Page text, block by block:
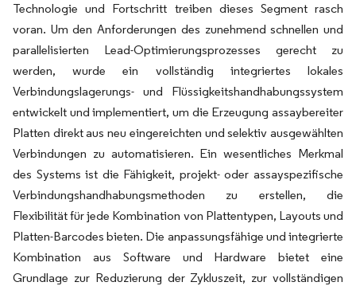
Technologie und Fortschritt treiben dieses Segment rasch
voran. Um den Anforderungen des zunehmend schnellen und
parallelisierten Lead-Optimierungsprozesses gerecht zu
werden, wurde ein vollständig integriertes lokales
Verbindungslagerungs- und Flüssigkeitshandhabungssystem
entwickelt und implementiert, um die Erzeugung assaybereiter
Platten direkt aus neu eingereichten und selektiv ausgewählten
Verbindungen zu automatisieren. Ein wesentliches Merkmal
des Systems ist die Fähigkeit, projekt- oder assayspezifische
Verbindungshandhabungsmethoden zu erstellen, die
Flexibilität für jede Kombination von Plattentypen, Layouts und
Platten-Barcodes bieten. Die anpassungsfähige und integrierte
Kombination aus Software und Hardware bietet eine
Grundlage zur Reduzierung der Zykluszeit, zur vollständigen